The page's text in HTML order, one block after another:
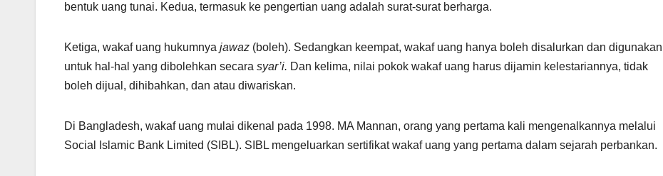
bentuk uang tunai. Kedua, termasuk ke pengertian uang adalah surat-surat berharga.
Ketiga, wakaf uang hukumnya jawaz (boleh). Sedangkan keempat, wakaf uang hanya boleh disalurkan dan digunakan
untuk hal-hal yang dibolehkan secara syar’i. Dan kelima, nilai pokok wakaf uang harus dijamin kelestariannya, tidak
boleh dijual, dihibahkan, dan atau diwariskan.
Di Bangladesh, wakaf uang mulai dikenal pada 1998. MA Mannan, orang yang pertama kali mengenalkannya melalui
Social Islamic Bank Limited (SIBL). SIBL mengeluarkan sertifikat wakaf uang yang pertama dalam sejarah perbankan.